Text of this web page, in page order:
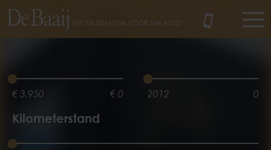
€ 3.950 € 0 2012 0
Kilometerstand